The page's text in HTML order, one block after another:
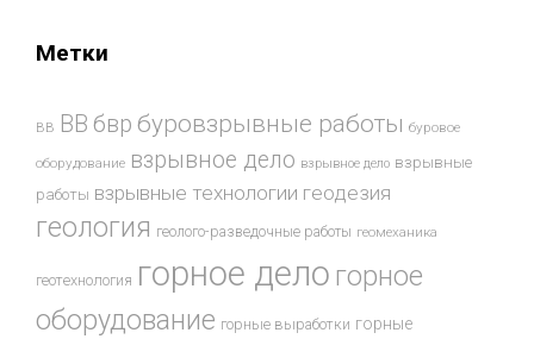
Метки
ВВ ВВ бвр буровзрывные работы буровое
оборудование взрывное дело взрывное дело взрывные
работы взрывные технологии геодезия
геология геолого-разведочные работы геомеханика
геотехнология горное дело горное
оборудование горные выработки горные